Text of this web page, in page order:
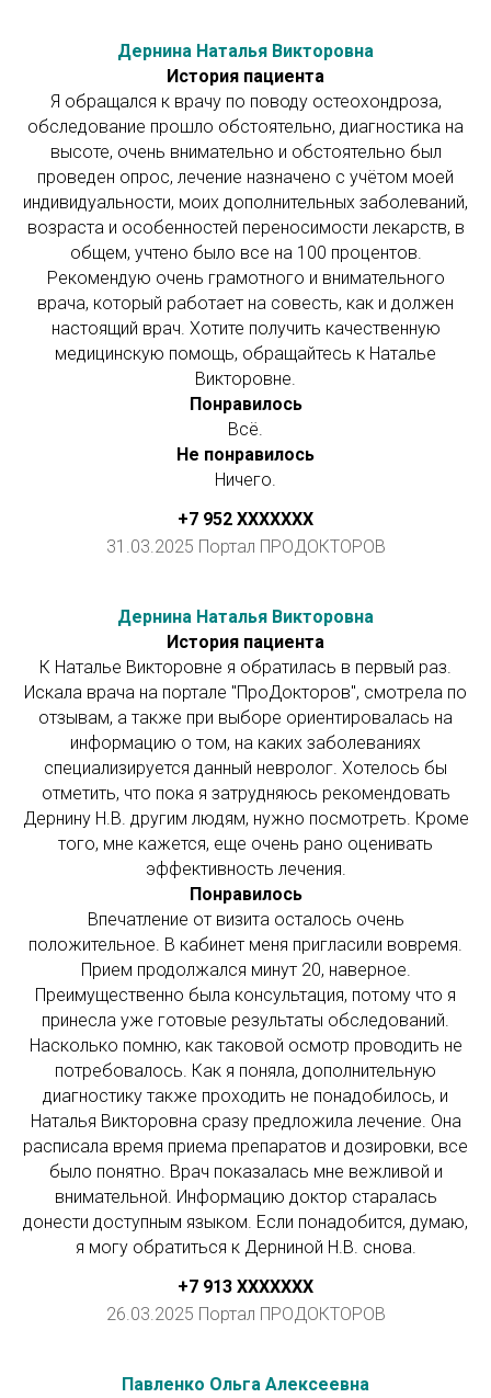
Дернина Наталья Викторовна
История пациента
Я обращался к врачу по поводу остеохондроза,
обследование прошло обстоятельно, диагностика на
высоте, очень внимательно и обстоятельно был
проведен опрос, лечение назначено с учётом моей
индивидуальности, моих дополнительных заболеваний,
возраста и особенностей переносимости лекарств, в
общем, учтено было все на 100 процентов.
Рекомендую очень грамотного и внимательного
врача, который работает на совесть, как и должен
настоящий врач. Хотите получить качественную
медицинскую помощь, обращайтесь к Наталье
Викторовне.
Понравилось
Всё.
Не понравилось
Ничего.
+7 952 ХХXXXXX
31.03.2025 Портал ПРОДОКТОРОВ
Дернина Наталья Викторовна
История пациента
К Наталье Викторовне я обратилась в первый раз.
Искала врача на портале "ПроДокторов", смотрела по
отзывам, а также при выборе ориентировалась на
информацию о том, на каких заболеваниях
специализируется данный невролог. Хотелось бы
отметить, что пока я затрудняюсь рекомендовать
Дернину Н.В. другим людям, нужно посмотреть. Кроме
того, мне кажется, еще очень рано оценивать
эффективность лечения.
Понравилось
Впечатление от визита осталось очень
положительное. В кабинет меня пригласили вовремя.
Прием продолжался минут 20, наверное.
Преимущественно была консультация, потому что я
принесла уже готовые результаты обследований.
Насколько помню, как таковой осмотр проводить не
потребовалось. Как я поняла, дополнительную
диагностику также проходить не понадобилось, и
Наталья Викторовна сразу предложила лечение. Она
расписала время приема препаратов и дозировки, все
было понятно. Врач показалась мне вежливой и
внимательной. Информацию доктор старалась
донести доступным языком. Если понадобится, думаю,
я могу обратиться к Дерниной Н.В. снова.
+7 913 ХХXXXXX
26.03.2025 Портал ПРОДОКТОРОВ
Павленко Ольга Алексеевна